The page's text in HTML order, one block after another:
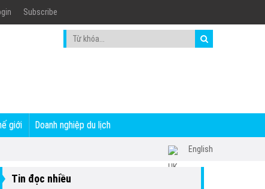
Subscribe
giới Doanh nghiệp du lịch
English
Tin đọc nhiều